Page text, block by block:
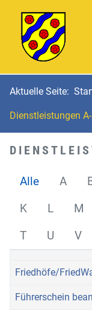
Aktuelle Seite:
Dienstleistungen
Alle A
K
L M
T
U V
Friedhöfe/
Führerschein